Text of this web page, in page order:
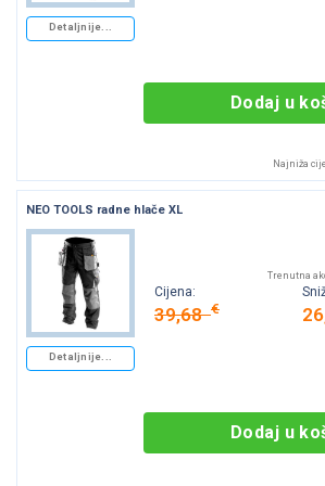
Detaljnije...
Dodaj u
Najniža
Detaljnije...
NEO TOOLS radne hlače XL
Trenutna
Cijena:
39,68€
Dodaj u